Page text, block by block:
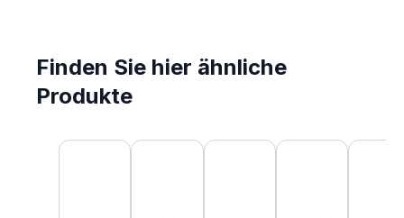
Finden Sie hier ähnliche
Produkte
Produktgalerie überspringen